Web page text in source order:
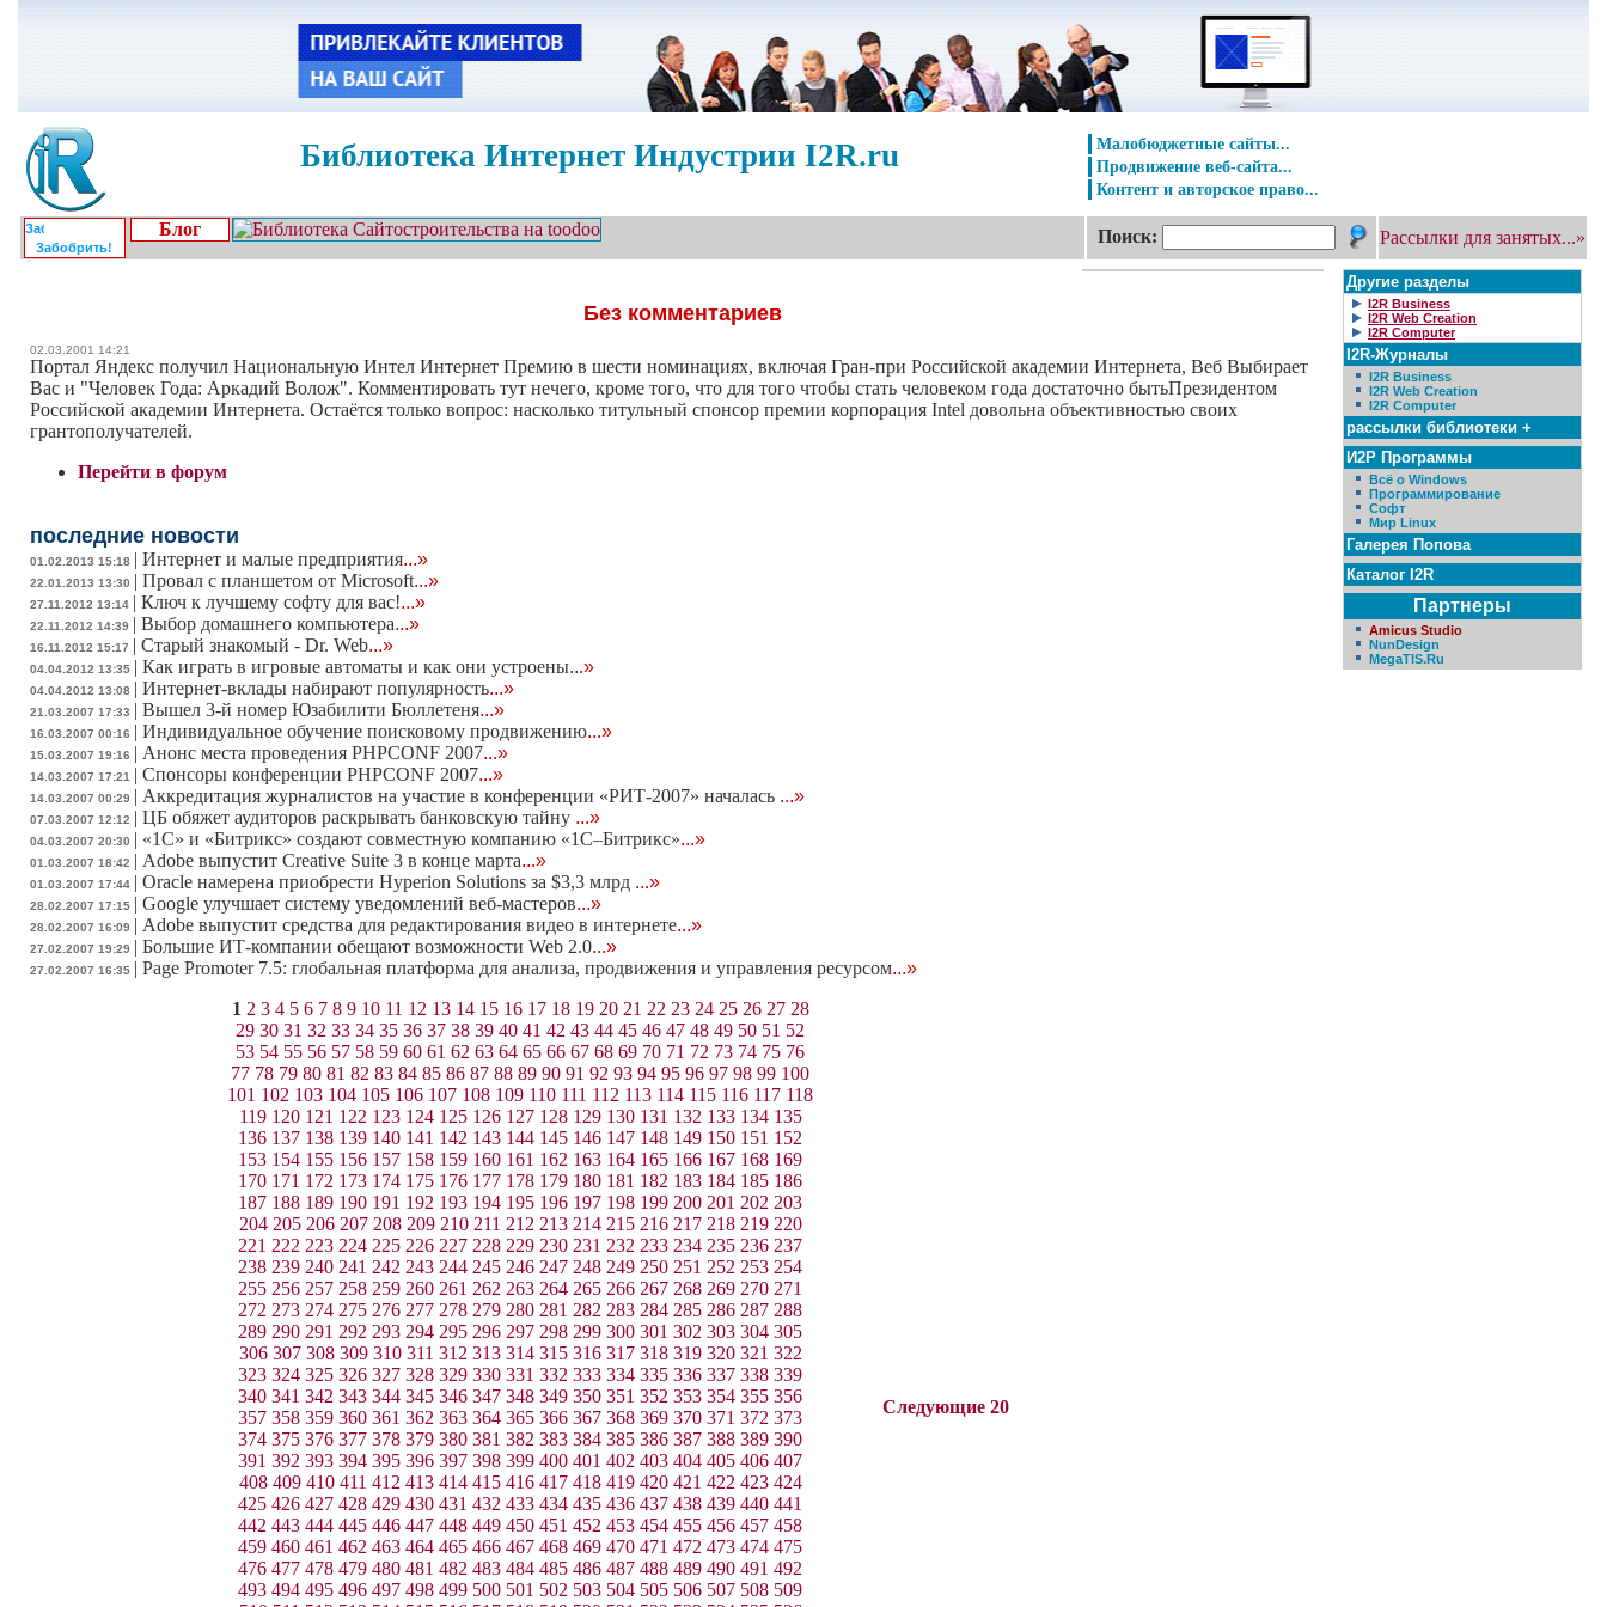
Библиотека Интернет Индустрии I2R.ru
Малобюджетные сайты...
Продвижение веб-сайта...
Контент и авторское право...
Забобрить!
Блог Поиск: Рассылки для занятых...»
Без комментариев
02.03.2001 14:21
Портал Яндекс получил Национальную Интел Интернет Премию в шести номинациях, включая Гран-при Российской академии Интернета, Веб Выбирает
Вас и "Человек Года: Аркадий Волож". Комментировать тут нечего, кроме того, что для того чтобы стать человеком года достаточно бытьПрезидентом
Российской академии Интернета. Остаётся только вопрос: насколько титульный спонсор премии корпорация Intel довольна объективностью своих
грантополучателей.
Перейти в форум
последние новости
01.02.2013 15:18 | Интернет и малые предприятия...»
22.01.2013 13:30 | Провал с планшетом от Microsoft...»
27.11.2012 13:14 | Ключ к лучшему софту для вас!...»
22.11.2012 14:39 | Выбор домашнего компьютера...»
16.11.2012 15:17 | Старый знакомый - Dr. Web...»
04.04.2012 13:35 | Как играть в игровые автоматы и как они устроены...»
04.04.2012 13:08 | Интернет-вклады набирают популярность...»
21.03.2007 17:33 | Вышел 3-й номер Юзабилити Бюллетеня...»
16.03.2007 00:16 | Индивидуальное обучение поисковому продвижению...»
15.03.2007 19:16 | Анонс места проведения PHPCONF 2007...»
14.03.2007 17:21 | Спонсоры конференции PHPCONF 2007...»
14.03.2007 00:29 | Аккредитация журналистов на участие в конференции «РИТ-2007» началась ...»
07.03.2007 12:12 | ЦБ обяжет аудиторов раскрывать банковскую тайну ...»
04.03.2007 20:30 | «1С» и «Битрикс» создают совместную компанию «1С–Битрикс»...»
01.03.2007 18:42 | Adobe выпустит Creative Suite 3 в конце марта...»
01.03.2007 17:44 | Oracle намерена приобрести Hyperion Solutions за $3,3 млрд ...»
28.02.2007 17:15 | Google улучшает систему уведомлений веб-мастеров...»
28.02.2007 16:09 | Adobe выпустит средства для редактирования видео в интернете...»
27.02.2007 19:29 | Большие ИТ-компании обещают возможности Web 2.0...»
27.02.2007 16:35 | Page Promoter 7.5: глобальная платформа для анализа, продвижения и управления ресурсом...»
1 2 3 4 5 6 7 8 9 10 11 12 13 14 15 16 17 18 19 20 21 22 23 24 25 26 27 28
29 30 31 32 33 34 35 36 37 38 39 40 41 42 43 44 45 46 47 48 49 50 51 52
53 54 55 56 57 58 59 60 61 62 63 64 65 66 67 68 69 70 71 72 73 74 75 76
77 78 79 80 81 82 83 84 85 86 87 88 89 90 91 92 93 94 95 96 97 98 99 100
101 102 103 104 105 106 107 108 109 110 111 112 113 114 115 116 117 118
119 120 121 122 123 124 125 126 127 128 129 130 131 132 133 134 135
136 137 138 139 140 141 142 143 144 145 146 147 148 149 150 151 152
153 154 155 156 157 158 159 160 161 162 163 164 165 166 167 168 169
170 171 172 173 174 175 176 177 178 179 180 181 182 183 184 185 186
187 188 189 190 191 192 193 194 195 196 197 198 199 200 201 202 203
204 205 206 207 208 209 210 211 212 213 214 215 216 217 218 219 220
221 222 223 224 225 226 227 228 229 230 231 232 233 234 235 236 237
238 239 240 241 242 243 244 245 246 247 248 249 250 251 252 253 254
255 256 257 258 259 260 261 262 263 264 265 266 267 268 269 270 271
272 273 274 275 276 277 278 279 280 281 282 283 284 285 286 287 288
289 290 291 292 293 294 295 296 297 298 299 300 301 302 303 304 305
306 307 308 309 310 311 312 313 314 315 316 317 318 319 320 321 322
323 324 325 326 327 328 329 330 331 332 333 334 335 336 337 338 339
340 341 342 343 344 345 346 347 348 349 350 351 352 353 354 355 356
357 358 359 360 361 362 363 364 365 366 367 368 369 370 371 372 373
374 375 376 377 378 379 380 381 382 383 384 385 386 387 388 389 390
391 392 393 394 395 396 397 398 399 400 401 402 403 404 405 406 407
408 409 410 411 412 413 414 415 416 417 418 419 420 421 422 423 424
425 426 427 428 429 430 431 432 433 434 435 436 437 438 439 440 441
442 443 444 445 446 447 448 449 450 451 452 453 454 455 456 457 458
459 460 461 462 463 464 465 466 467 468 469 470 471 472 473 474 475
476 477 478 479 480 481 482 483 484 485 486 487 488 489 490 491 492
493 494 495 496 497 498 499 500 501 502 503 504 505 506 507 508 509
Следующие 20
Другие разделы
I2R Business
I2R Web Creation
I2R Computer
I2R-Журналы
I2R Business
I2R Web Creation
I2R Computer
рассылки библиотеки +
И2Р Программы
Всё о Windows
Программирование
Софт
Мир Linux
Галерея Попова
Каталог I2R
Партнеры
Amicus Studio
NunDesign
MegaTIS.Ru